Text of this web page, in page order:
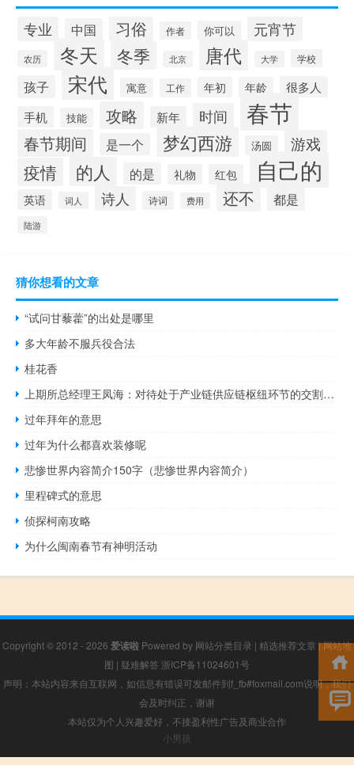
专业 中国 习俗 作者 你可以 元宵节
农历 冬天 冬季 北京 唐代 大学 学校
孩子 宋代 寓意 工作 年初 年龄
很多人
手机
技能 攻略 新年 时间 春节
春节期间 是一个 梦幻西游 汤圆 游戏
疫情 的人 的是 礼物 红包 自己的
英语 词人 诗人 诗词 费用 还不 都是
陆游
猜你想看的文章
“试问甘藜藿”的出处是哪里
多大年龄不服兵役合法
桂花香
上期所总经理王凤海：对待处于产业链供应链枢纽环节的交割工作上期所将一以贯之做好强监管维护期货市场平稳运行服务“保供稳价”大局为建设中国特色现代期货市场做出贡献从明年开始交易所将实施提升交割仓库质量三年行动计划从全面监管、安全治理、扶优限劣三个方面擘画交割服务高质量发展蓝图
过年拜年的意思
过年为什么都喜欢装修呢
悲惨世界内容简介150字（悲惨世界内容简介）
里程碑式的意思
侦探柯南攻略
为什么闽南春节有神明活动
Copyright © 2012 - 2026 爱读啦 Powered by 网站分类目录 | 精选推荐文章 |网站地
图 | 疑难解答 浙ICP备11024601号
声明：本站内容来自互联网，如信息有错误可发邮件到f_fb#foxmail.com说明，我们
会及时纠正，谢谢
本站仅为个人兴趣爱好，不接盈利性广告及商业合作
小男孩